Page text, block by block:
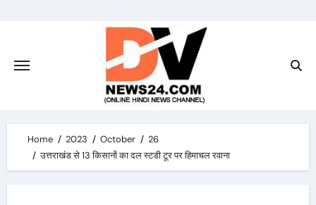
Home 2023 October
26
उत्तराखंड से 13 किसानों का दल स्टडी टूर पर हिमाचल रवाना